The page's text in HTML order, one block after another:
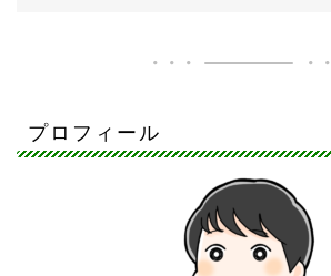
プロフィール